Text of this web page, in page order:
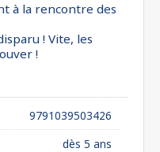
à la rencontre des
! Vite, les
!
9791039503426
dès 5 ans